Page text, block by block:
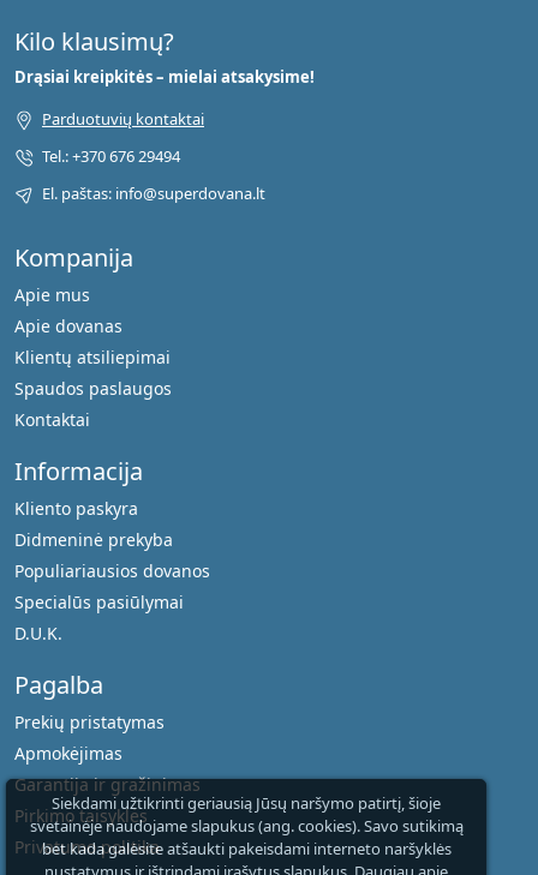
Siekdami užtikrinti geriausią Jūsų naršymo patirtį, šioje
svetainėje naudojame slapukus (ang. cookies). Savo sutikimą
bet kada galėsite atšaukti pakeisdami interneto naršyklės
Kompanija
Apie mus
Apie dovanas
Klientų atsiliepimai
Spaudos paslaugos
Kontaktai
Informacija
Kliento paskyra
Didmeninė prekyba
Populiariausios dovanos
Specialūs pasiūlymai
D.U.K.
Pagalba
Prekių pristatymas
Apmokėjimas
Garantija ir gražinimas
Pirkimo taisyklės
Privatumo politika
Kilo klausimų?
Drąsiai kreipkitės – mielai atsakysime!
Parduotuvių kontaktai
Tel.: +370 676 29494
El. paštas: info@superdovana.lt